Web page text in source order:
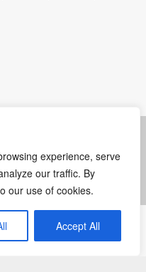
experience, serve
our traffic. By
our use of cookies.
Accept All